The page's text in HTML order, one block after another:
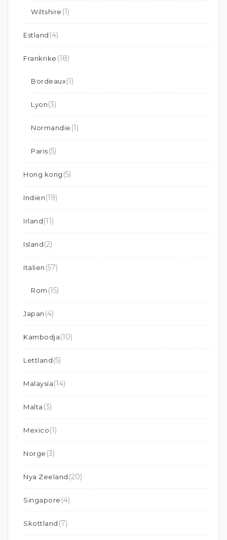
Wiltshire (1)
Estland (4)
Frankrike (18)
Bordeaux(1)
Lyon(3)
Normandie (1)
Paris(5)
Hong kong (5)
Indien(19)
Irland(11)
Island(2)
Italien (57)
Rom (15)
Japan (4)
Kambodja(10)
Lettland(5)
Malaysia(14)
Malta (3)
Mexico(1)
Norge (3)
Nya Zeeland (20)
Singapore (4)
Skottland (7)